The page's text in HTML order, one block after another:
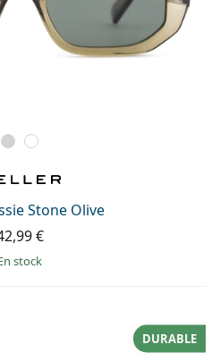
Stone Olive
€
en stock
DURABLE